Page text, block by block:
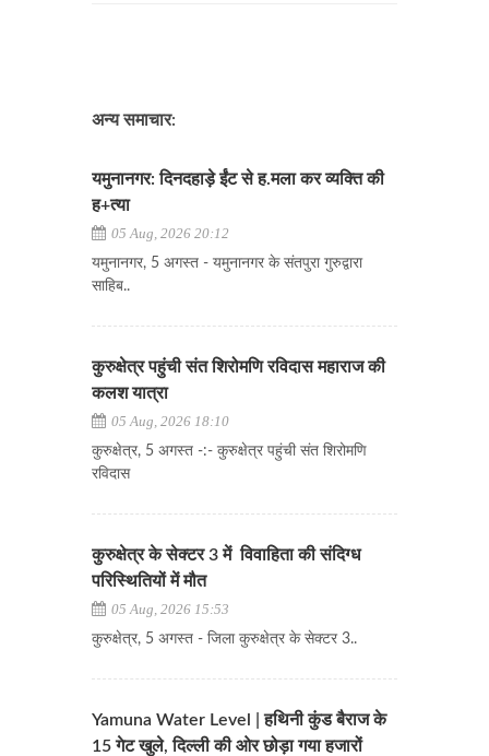
अन्य समाचार:
यमुनानगर: दिनदहाड़े ईंट से ह.मला कर व्यक्ति की
ह+त्या
05 Aug, 2026 20:12
यमुनानगर, 5 अगस्त - यमुनानगर के संतपुरा गुरुद्वारा
साहिब..
कुरुक्षेत्र पहुंची संत शिरोमणि रविदास महाराज की
कलश यात्रा
05 Aug, 2026 18:10
कुरुक्षेत्र, 5 अगस्त -:- कुरुक्षेत्र पहुंची संत शिरोमणि
रविदास
कुरुक्षेत्र के सेक्टर 3 में विवाहिता की संदिग्ध
परिस्थितियों में मौत
05 Aug, 2026 15:53
कुरुक्षेत्र, 5 अगस्त - जिला कुरुक्षेत्र के सेक्टर 3..
Yamuna Water Level | हथिनी कुंड बैराज के
15 गेट खुले, दिल्ली की ओर छोड़ा गया हजारों